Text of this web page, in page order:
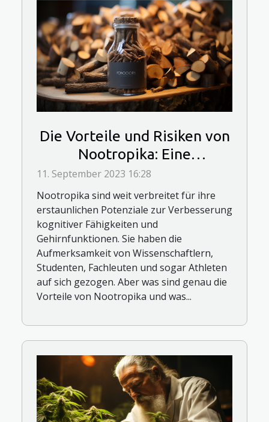
Die Vorteile und Risiken von
Nootropika: Eine
umfassende Untersuchung
11. September 2023 16:28
Nootropika sind weit verbreitet für ihre
erstaunlichen Potenziale zur Verbesserung
kognitiver Fähigkeiten und
Gehirnfunktionen. Sie haben die
Aufmerksamkeit von Wissenschaftlern,
Studenten, Fachleuten und sogar Athleten
auf sich gezogen. Aber was sind genau die
Vorteile von Nootropika und was...